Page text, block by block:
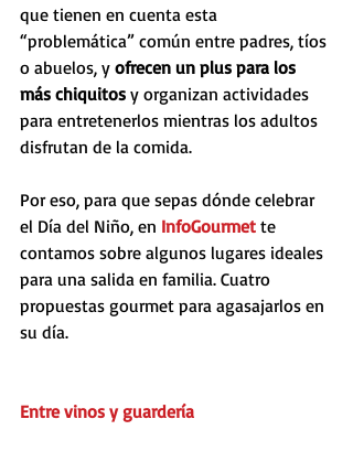
que tienen en cuenta esta
“problemática” común entre padres, tíos
o abuelos, y ofrecen un plus para los
más chiquitos y organizan actividades
para entretenerlos mientras los adultos
disfrutan de la comida.
Por eso, para que sepas dónde celebrar
el Día del Niño, en InfoGourmet te
contamos sobre algunos lugares ideales
para una salida en familia. Cuatro
propuestas gourmet para agasajarlos en
su día.
Entre vinos y guardería